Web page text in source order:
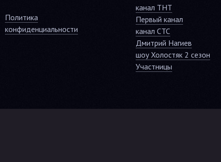
Политика
конфиденциальности
канал ТНТ
Первый канал
канал СТС
Дмитрий Нагиев
шоу Холостяк 2 сезон
Участницы